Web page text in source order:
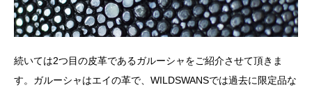
続いては2つ目の皮革であるガルーシャをご紹介させて頂きま
す。ガルーシャはエイの革で、WILDSWANSでは過去に限定品な